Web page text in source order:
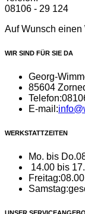
08106 - 29 124
Auf Wunsch einen
WIR SIND FÜR SIE DA
Georg-
85604
Telefon:
E-mail:
WERKSTATTZEITEN
Mo. bis Do.
14.00 bis
Freitag:
Samstag: